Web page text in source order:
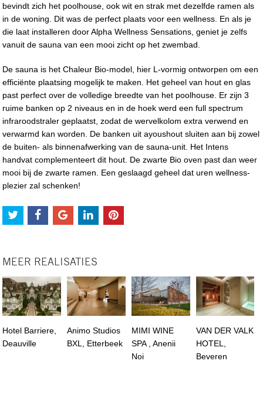
bevindt zich het poolhouse, ook wit en strak met dezelfde ramen als
in de woning. Dit was de perfect plaats voor een wellness. En als je
die laat installeren door Alpha Wellness Sensations, geniet je zelfs
vanuit de sauna van een mooi zicht op het zwembad.
De sauna is het Chaleur Bio-model, hier L-vormig ontworpen om een
efficiënte plaatsing mogelijk te maken. Het geheel van hout en glas
past perfect over de volledige breedte van het poolhouse. Er zijn 3
ruime banken op 2 niveaus en in de hoek werd een full spectrum
infraroodstraler geplaatst, zodat de wervelkolom extra verwend en
verwarmd kan worden. De banken uit ayoushout sluiten aan bij zowel
de buiten- als binnenafwerking van de sauna-unit. Het Intens
handvat complementeert dit hout. De zwarte Bio oven past dan weer
mooi bij de zwarte ramen. Een geslaagd geheel dat uren wellness-
plezier zal schenken!
MEER REALISATIES
Hotel Barriere,
Deauville
Animo Studios
BXL, Etterbeek
MIMI WINE
SPA , Anenii
Noi
VAN DER VALK
HOTEL,
Beveren